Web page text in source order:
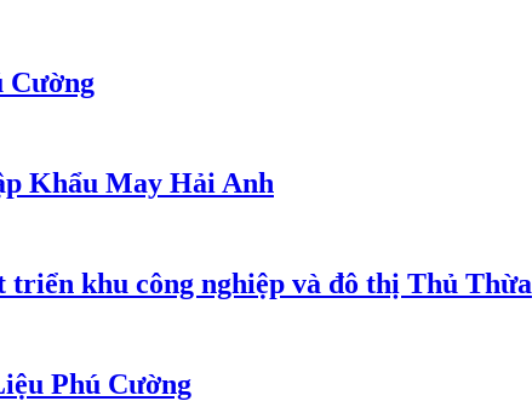
Cường
Khẩu May Hải Anh
triển khu công nghiệp và đô thị Thủ Thừa
Phú Cường